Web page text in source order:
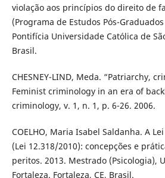
violação aos princípios do direito de
(Programa de Estudos Pós-
Pontifícia Universidade Católica de
Brasil.
CHESNEY-LIND, Meda. “Patriarchy,
Feminist criminology in an era of
criminology, v. 1, n. 1, p. 6-26. 2006.
COELHO, Maria Isabel Saldanha. A
(Lei 12.318/2010): concepções e
peritos. 2013. Mestrado (Psicologia),
Fortaleza. Fortaleza, CE, Brasil.